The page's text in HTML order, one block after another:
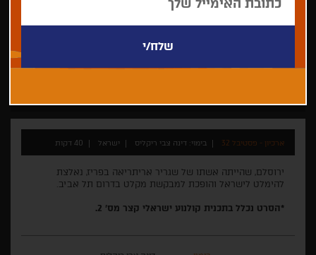
ארכיון - פסטיבל 32 בימוי: דינה צבי ריקליס ישראל 40 דקות
ירוסלם, שהייתה אשתו של שגריר אריתריאה בפריז, נאלצת
להימלט לישראל והופכת למבקשת מקלט בדרום תל אביב.
*הסרט נכלל בתכנית קולנוע ישראלי קצר מס' 2.